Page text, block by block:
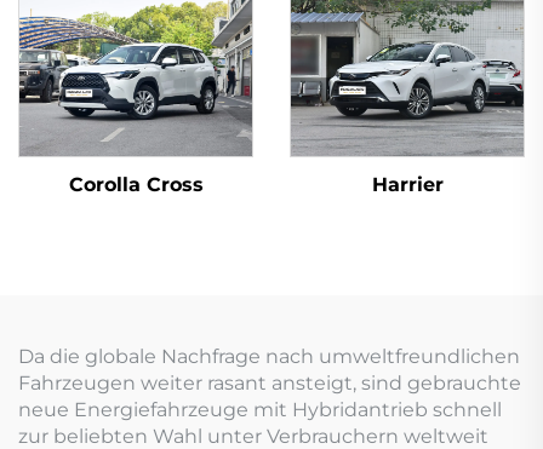
Corolla Cross Harrier
Da die globale Nachfrage nach umweltfreundlichen
Fahrzeugen weiter rasant ansteigt, sind gebrauchte
neue Energiefahrzeuge mit Hybridantrieb schnell
zur beliebten Wahl unter Verbrauchern weltweit